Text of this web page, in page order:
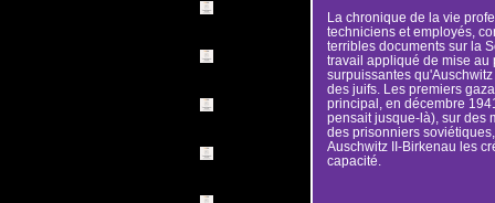
La chronique de la vie
techniciens et employés,
terribles documents sur la
travail appliqué de mise au
surpuissantes
des juifs. Les premiers
principal, en décembre
pensait jusque-là), sur des
des prisonniers
Auschwitz II-Birkenau les
capacité.